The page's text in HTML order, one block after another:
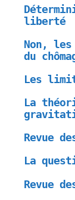
liberté
Non,
du
Les
La
Revue
La
Revue